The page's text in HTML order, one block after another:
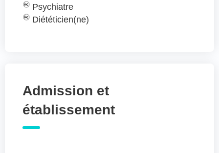
Psychiatre
Diététicien(ne)
Admission et
établissement